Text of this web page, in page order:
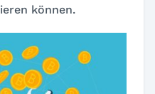
können.